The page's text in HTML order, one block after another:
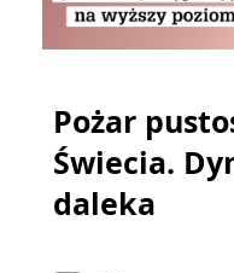
Pożar
Świecia.
daleka